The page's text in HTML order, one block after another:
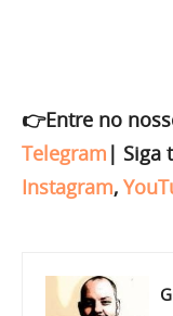
👉Entre no
Telegram | Siga
Instagram,